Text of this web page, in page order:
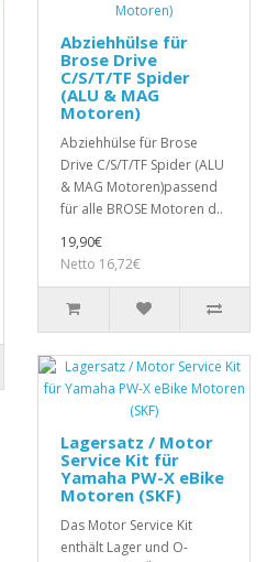
Abziehhülse für
Brose Drive
C/S/T/TF Spider
(ALU & MAG
Motoren)
Abziehhülse für Brose
Drive C/S/T/TF Spider (ALU
& MAG Motoren)passend
für alle BROSE Motoren d..
19,90€
Netto 16,72€
Lagersatz / Motor
Service Kit für
Yamaha PW-X eBike
Motoren (SKF)
Das Motor Service Kit
enthält Lager und O-